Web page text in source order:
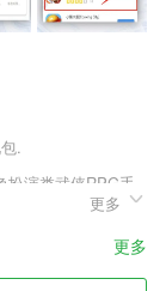
.
扮演类武侠RPG手
引人入胜的全新剧
将在这里扮演的是
，喜欢少年侠客2手
更多
更多